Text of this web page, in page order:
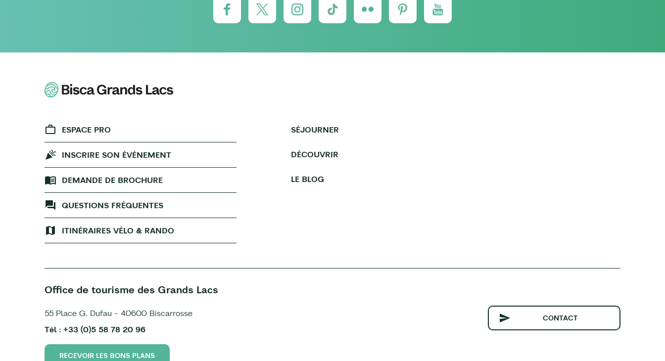
ESPACE PRO
INSCRIRE SON ÉVÉNEMENT
DEMANDE DE BROCHURE
QUESTIONS FRÉQUENTES
ITINÉRAIRES VÉLO & RANDO
SÉJOURNER
DÉCOUVRIR
LE BLOG
Office de tourisme des Grands Lacs
55 Place G. Dufau - 40600 Biscarrosse
Tél : +33 (0)5 58 78 20 96
CONTACT
RECEVOIR LES BONS PLANS